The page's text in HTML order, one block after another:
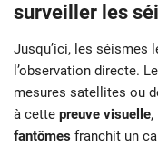
surveiller les
Jusqu’ici, les séismes
l’observation directe.
mesures satellites ou
à cette preuve visuelle,
fantômes franchit un